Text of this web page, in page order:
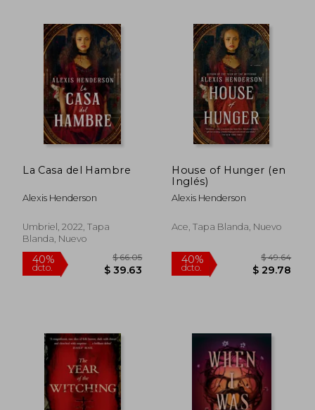
45%
dcto. $ 18.29
45%
dcto.
La Casa del Hambre
Alexis Henderson
Umbriel, 2022, Tapa
Blanda, Nuevo
House of Hunger (en
Inglés)
Alexis Henderson
Ace, Tapa Blanda, Nuevo